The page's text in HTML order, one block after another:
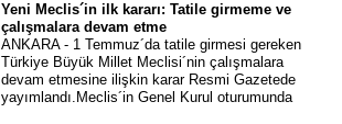
Yeni Meclis´in ilk kararı: Tatile girmeme ve
çalışmalara devam etme
ANKARA - 1 Temmuz´da tatile girmesi gereken
Türkiye Büyük Millet Meclisi´nin çalışmalara
devam etmesine ilişkin karar Resmi Gazetede
yayımlandı.Meclis´in Genel Kurul oturumunda